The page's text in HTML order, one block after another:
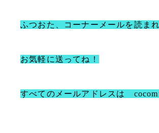
ふつおた、コーナーメールを読ま
お気軽に送ってね！
すべてのメールアドレスは